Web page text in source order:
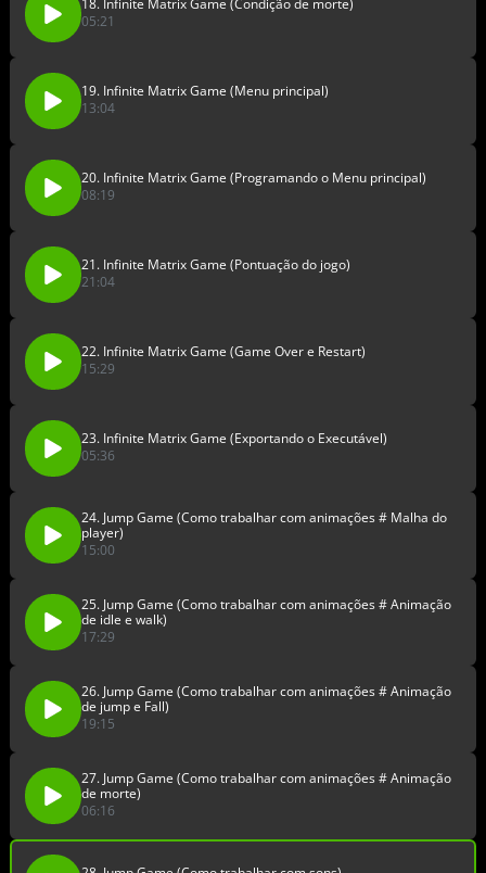
18. Infinite Matrix Game (Condição de morte)
05:21
19. Infinite Matrix Game (Menu principal)
13:04
20. Infinite Matrix Game (Programando o Menu principal)
08:19
21. Infinite Matrix Game (Pontuação do jogo)
21:04
22. Infinite Matrix Game (Game Over e Restart)
15:29
23. Infinite Matrix Game (Exportando o Executável)
05:36
24. Jump Game (Como trabalhar com animações # Malha do
player)
15:00
25. Jump Game (Como trabalhar com animações # Animação
de idle e walk)
17:29
26. Jump Game (Como trabalhar com animações # Animação
de jump e Fall)
19:15
27. Jump Game (Como trabalhar com animações # Animação
de morte)
06:16